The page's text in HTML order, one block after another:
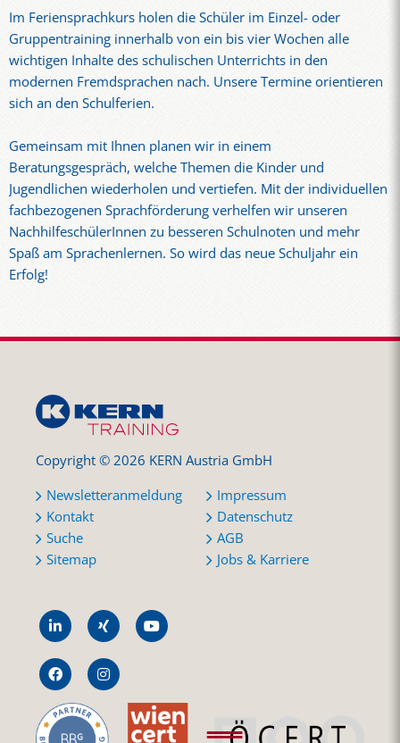
Im Feriensprachkurs holen die Schüler im Einzel- oder
Gruppentraining innerhalb von ein bis vier Wochen alle
wichtigen Inhalte des schulischen Unterrichts in den
modernen Fremdsprachen nach. Unsere Termine orientieren
sich an den Schulferien.
Gemeinsam mit Ihnen planen wir in einem
Beratungsgespräch, welche Themen die Kinder und
Jugendlichen wiederholen und vertiefen. Mit der individuellen
fachbezogenen Sprachförderung verhelfen wir unseren
NachhilfeschülerInnen zu besseren Schulnoten und mehr
Spaß am Sprachenlernen. So wird das neue Schuljahr ein
Erfolg!
Copyright © 2026 KERN Austria GmbH
Newsletteranmeldung
Kontakt
Suche
Sitemap
Impressum
Datenschutz
AGB
Jobs & Karriere